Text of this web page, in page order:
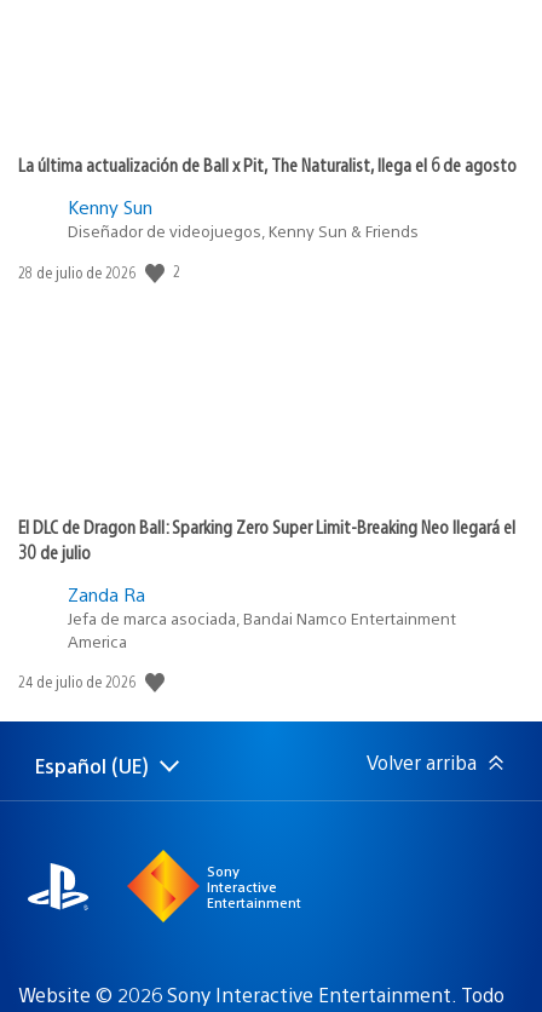
La última actualización de Ball x Pit, The Naturalist, llega el 6 de agosto
Kenny Sun
Diseñador de videojuegos, Kenny Sun & Friends
Fecha
28 de julio de 2026 2
El DLC de Dragon Ball: Sparking Zero Super Limit-Breaking Neo llegará el
30 de julio
Zanda Ra
Jefa de marca asociada, Bandai Namco Entertainment
America
Fecha
publicación:
24 de julio de 2026
Selecciona
una
Región
actual:
Español (UE) Volver arriba
Sony
Interactive
Entertainment
Website © 2026 Sony Interactive Entertainment. Todo